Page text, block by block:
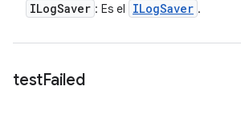
ILogSaver : Es el ILogSaver .
testFailed